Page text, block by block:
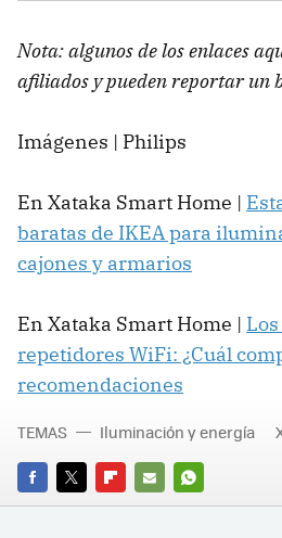
Nota: algunos de los enlaces
afiliados y pueden reportar un
Imágenes | Philips
En Xataka Smart Home |
baratas de IKEA para
cajones y armarios
En Xataka Smart Home |
repetidores WiFi: ¿Cuál
recomendaciones
FACEBOOK
TWITTERFLIPBOARD
E-
WHATSAPP
TEMAS Iluminación y energía